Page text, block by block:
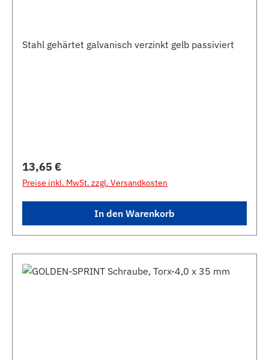
Stahl gehärtet galvanisch verzinkt gelb passiviert
Regulärer Preis:
13,65 €
Preise inkl. MwSt. zzgl. Versandkosten
In den Warenkorb